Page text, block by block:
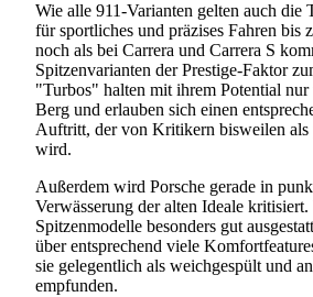
Wie alle 911-Varianten gelten auch die
für sportliches und präzises Fahren bis
noch als bei Carrera und Carrera S
Spitzenvarianten der Prestige-Faktor
"Turbos" halten mit ihrem Potential
Berg und erlauben sich einen
Auftritt, der von Kritikern bisweilen als
wird.
Außerdem wird Porsche gerade in
Verwässerung der alten Ideale
Spitzenmodelle besonders gut
über entsprechend viele
sie gelegentlich als weichgespült und
empfunden.